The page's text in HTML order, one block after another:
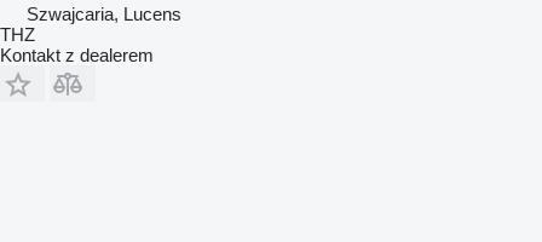
Szwajcaria, Lucens
THZ
Kontakt z dealerem